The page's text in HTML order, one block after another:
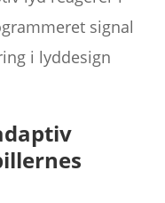
signal
i lyddesign